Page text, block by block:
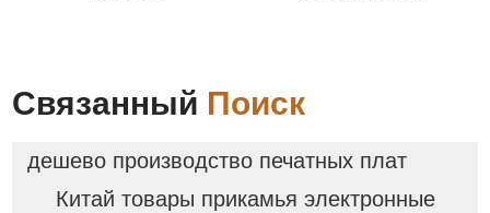
Связанный Поиск
дешево производство печатных плат
Китай товары прикамья электронные